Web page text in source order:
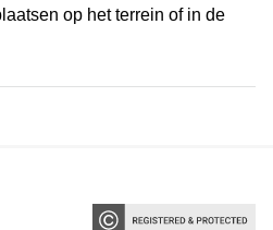
op het terrein of in de